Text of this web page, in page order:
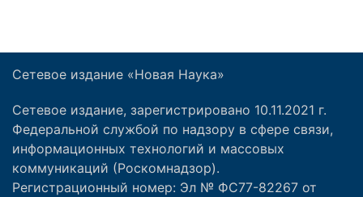
Сетевое издание «Новая Наука»
Сетевое издание, зарегистрировано 10.11.2021 г.
Федеральной службой по надзору в сфере связи,
информационных технологий и массовых
коммуникаций (Роскомнадзор).
Регистрационный номер: Эл № ФС77-82267 от